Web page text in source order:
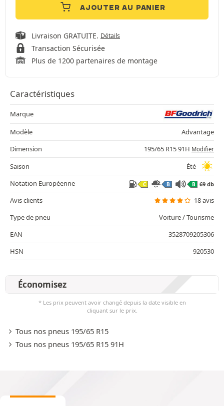
AJOUTER AU PANIER
Livraison GRATUITE. Détails
Transaction Sécurisée
Plus de 1200 partenaires de montage
Caractéristiques
Marque
Modèle
Advantage
Dimension
195/65 R15 91H Modifier
Saison
Été
Notation Européenne
C B B 69 db
Avis clients
18 avis
Type de pneu
Voiture / Tourisme
EAN
3528709205306
HSN
920530
Économisez
* Les prix peuvent avoir changé depuis la date visible en
cliquant sur le prix.
Tous nos pneus 195/65 R15
Tous nos pneus 195/65 R15 91H